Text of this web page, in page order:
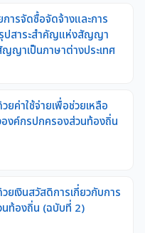
ารจัดซื้อจัดจ้างและการ
ปสาระสำคัญแห่งสัญญา
ญาเป็นภาษาต่างประเทศ
ยค่าใช้จ่ายเพื่อช่วยเหลือ
งค์กรปกครองส่วนท้องถิ่น
ยเงินสวัสดิการเกี่ยวกับการ
ท้องถิ่น (ฉบับที่ 2)